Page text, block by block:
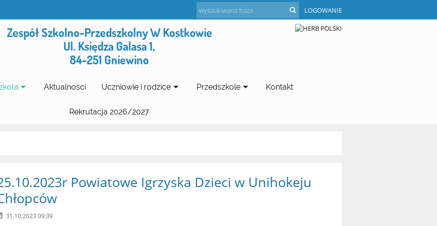
LOGOWANIE
Zespół Szkolno-Przedszkolny W Kostkowie
Ul. Księdza Galasa 1,
84-251 Gniewino
Aktualności Uczniowie i rodzice Przedszkole Kontakt
Rekrutacja 2026/2027
Powiatowe Igrzyska Dzieci w Unihokeju
31.10.2023 09:39